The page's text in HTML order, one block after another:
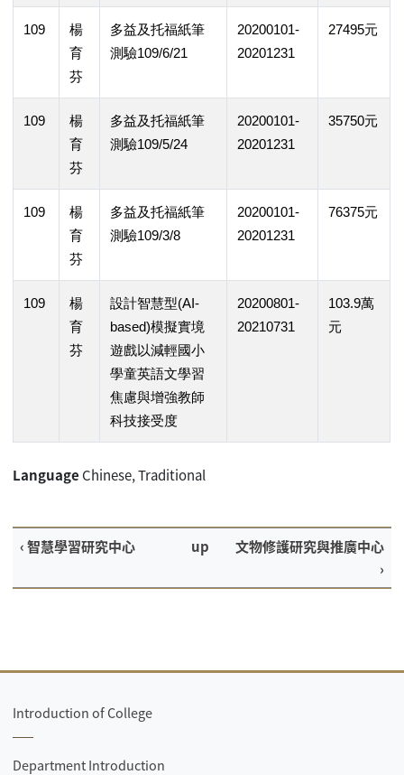
109
楊
育
芬
多益及托福紙筆
測驗109/6/21
20200101-
20201231
27495元
109
楊
育
芬
多益及托福紙筆
測驗109/5/24
20200101-
20201231
35750元
109
楊
育
芬
多益及托福紙筆
測驗109/3/8
20200101-
20201231
76375元
109
楊
育
芬
設計智慧型(AI-
based)模擬實境
遊戲以減輕國小
學童英語文學習
焦慮與增強教師
科技接受度
20200801-
20210731
103.9萬
元
Language Chinese, Traditional
‹ 智慧學習研究中心 up
文物修護研究與推廣中心
›
Introduction of College
Department Introduction